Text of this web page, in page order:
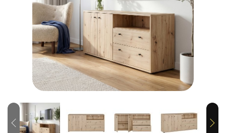
Previous Next